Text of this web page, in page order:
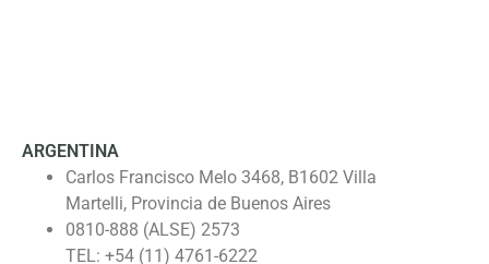
ARGENTINA
Carlos Francisco Melo 3468, B1602 Villa
Martelli, Provincia de Buenos Aires
0810-888 (ALSE) 2573
TEL: +54 (11) 4761-6222